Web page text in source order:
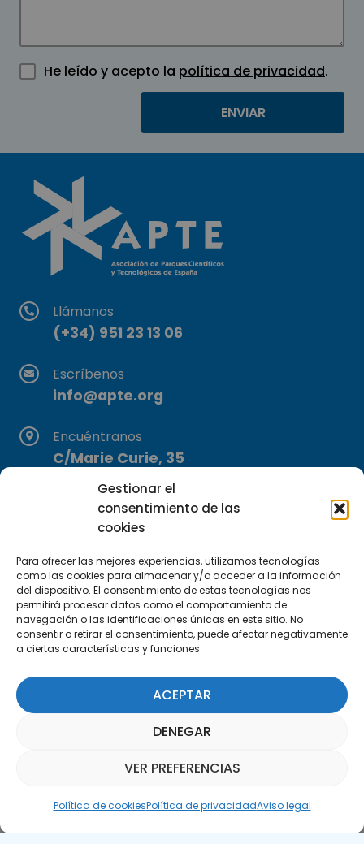
Gestionar el
consentimiento de las
cookies
Para ofrecer las mejores experiencias, utilizamos tecnologías
como las cookies para almacenar y/o acceder a la información
del dispositivo. El consentimiento de estas tecnologías nos
permitirá procesar datos como el comportamiento de
navegación o las identificaciones únicas en este sitio. No
consentir o retirar el consentimiento, puede afectar negativamente
a ciertas características y funciones.
ACEPTAR
DENEGAR
VER PREFERENCIAS
Política de cookiesPolítica de privacidadAviso legal
He leído y acepto la política de privacidad.
Llámanos
(+34) 951 23 13 06
Escríbenos
info@apte.org
Encuéntranos
C/Marie Curie, 35
29590 Campanillas, Málaga
Suscríbete a nuestra Newsletter
SUSCRÍBETE AQUÍ